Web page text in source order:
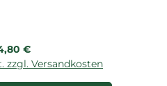
Preis:
€
zzgl. Versandkosten